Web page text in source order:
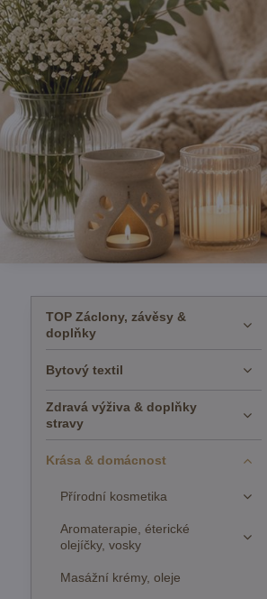
TOP Záclony, závěsy &
doplňky
Bytový textil
Zdravá výživa & doplňky
stravy
Krása & domácnost
Přírodní kosmetika
Aromaterapie, éterické
olejíčky, vosky
Masážní krémy, oleje